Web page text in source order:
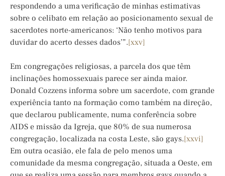
respondendo a uma verificação de minhas estimativas
sobre o celibato em relação ao posicionamento sexual de
sacerdotes norte-americanos: ‘Não tenho motivos para
duvidar do acerto desses dados’”.[xxv]
Em congregações religiosas, a parcela dos que têm
inclinações homossexuais parece ser ainda maior.
Donald Cozzens informa sobre um sacerdote, com grande
experiência tanto na formação como também na direção,
que declarou publicamente, numa conferência sobre
AIDS e missão da Igreja, que 80% de sua numerosa
congregação, localizada na costa Leste, são gays.[xxvi]
Em outra ocasião, ele fala de pelo menos uma
comunidade da mesma congregação, situada a Oeste, em